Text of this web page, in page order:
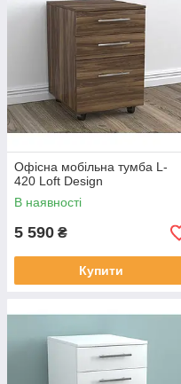
Офісна мобільна тумба L-
420 Loft Design
В наявності
5 590 ₴
Купити